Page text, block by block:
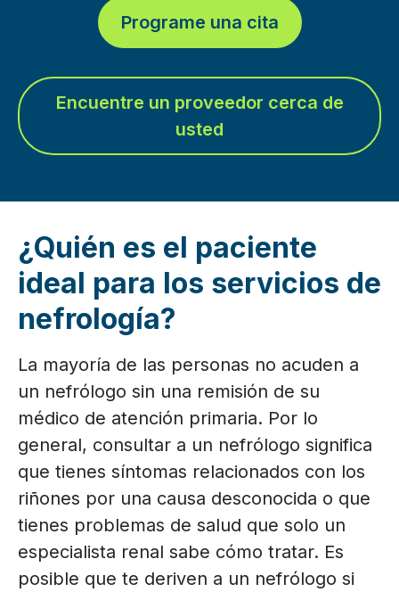
Programe una cita
Encuentre un proveedor cerca de
usted
¿Quién es el paciente
ideal para los servicios de
nefrología?
La mayoría de las personas no acuden a
un nefrólogo sin una remisión de su
médico de atención primaria. Por lo
general, consultar a un nefrólogo significa
que tienes síntomas relacionados con los
riñones por una causa desconocida o que
tienes problemas de salud que solo un
especialista renal sabe cómo tratar. Es
posible que te deriven a un nefrólogo si